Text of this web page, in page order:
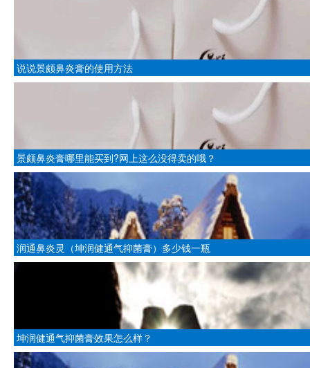
说说景颇鼻炎膏的使用方法
景颇鼻炎膏哪里能买到?网上这么没得卖的哦？
润通鼻炎灵（坤润健通气抑菌膏）多少钱一瓶
坤润健通气抑菌膏效果怎么样？